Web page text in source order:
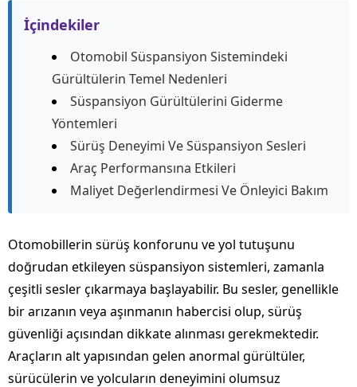
İçindekiler
Otomobil Süspansiyon Sistemindeki
Gürültülerin Temel Nedenleri
Süspansiyon Gürültülerini Giderme
Yöntemleri
Sürüş Deneyimi Ve Süspansiyon Sesleri
Araç Performansına Etkileri
Maliyet Değerlendirmesi Ve Önleyici Bakım
Otomobillerin sürüş konforunu ve yol tutuşunu
doğrudan etkileyen süspansiyon sistemleri, zamanla
çeşitli sesler çıkarmaya başlayabilir. Bu sesler, genellikle
bir arızanın veya aşınmanın habercisi olup, sürüş
güvenliği açısından dikkate alınması gerekmektedir.
Araçların alt yapısından gelen anormal gürültüler,
sürücülerin ve yolcuların deneyimini olumsuz